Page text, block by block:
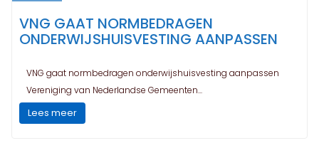
VNG GAAT NORMBEDRAGEN
ONDERWIJSHUISVESTING AANPASSEN
VNG gaat normbedragen onderwijshuisvesting aanpassen
Vereniging van Nederlandse Gemeenten...
Lees meer